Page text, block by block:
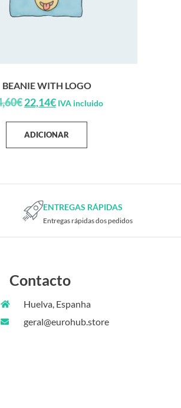
BEANIE WITH LOGO
€22,14€ IVA incluido
ADICIONAR
ENTREGAS RÁPIDAS
Entregas rápidas dos pedidos
Contacto
Huelva, Espanha
geral@eurohub.store